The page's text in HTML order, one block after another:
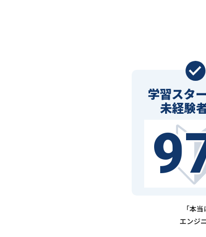
学習スタ
未経験
「本
エンジ